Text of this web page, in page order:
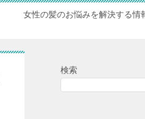
女性の髪のお悩みを解決する情
検索